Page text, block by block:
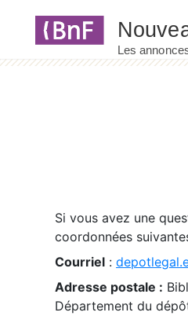
Si vous avez une
coordonnées
Courriel :
Adresse postale :
Département du